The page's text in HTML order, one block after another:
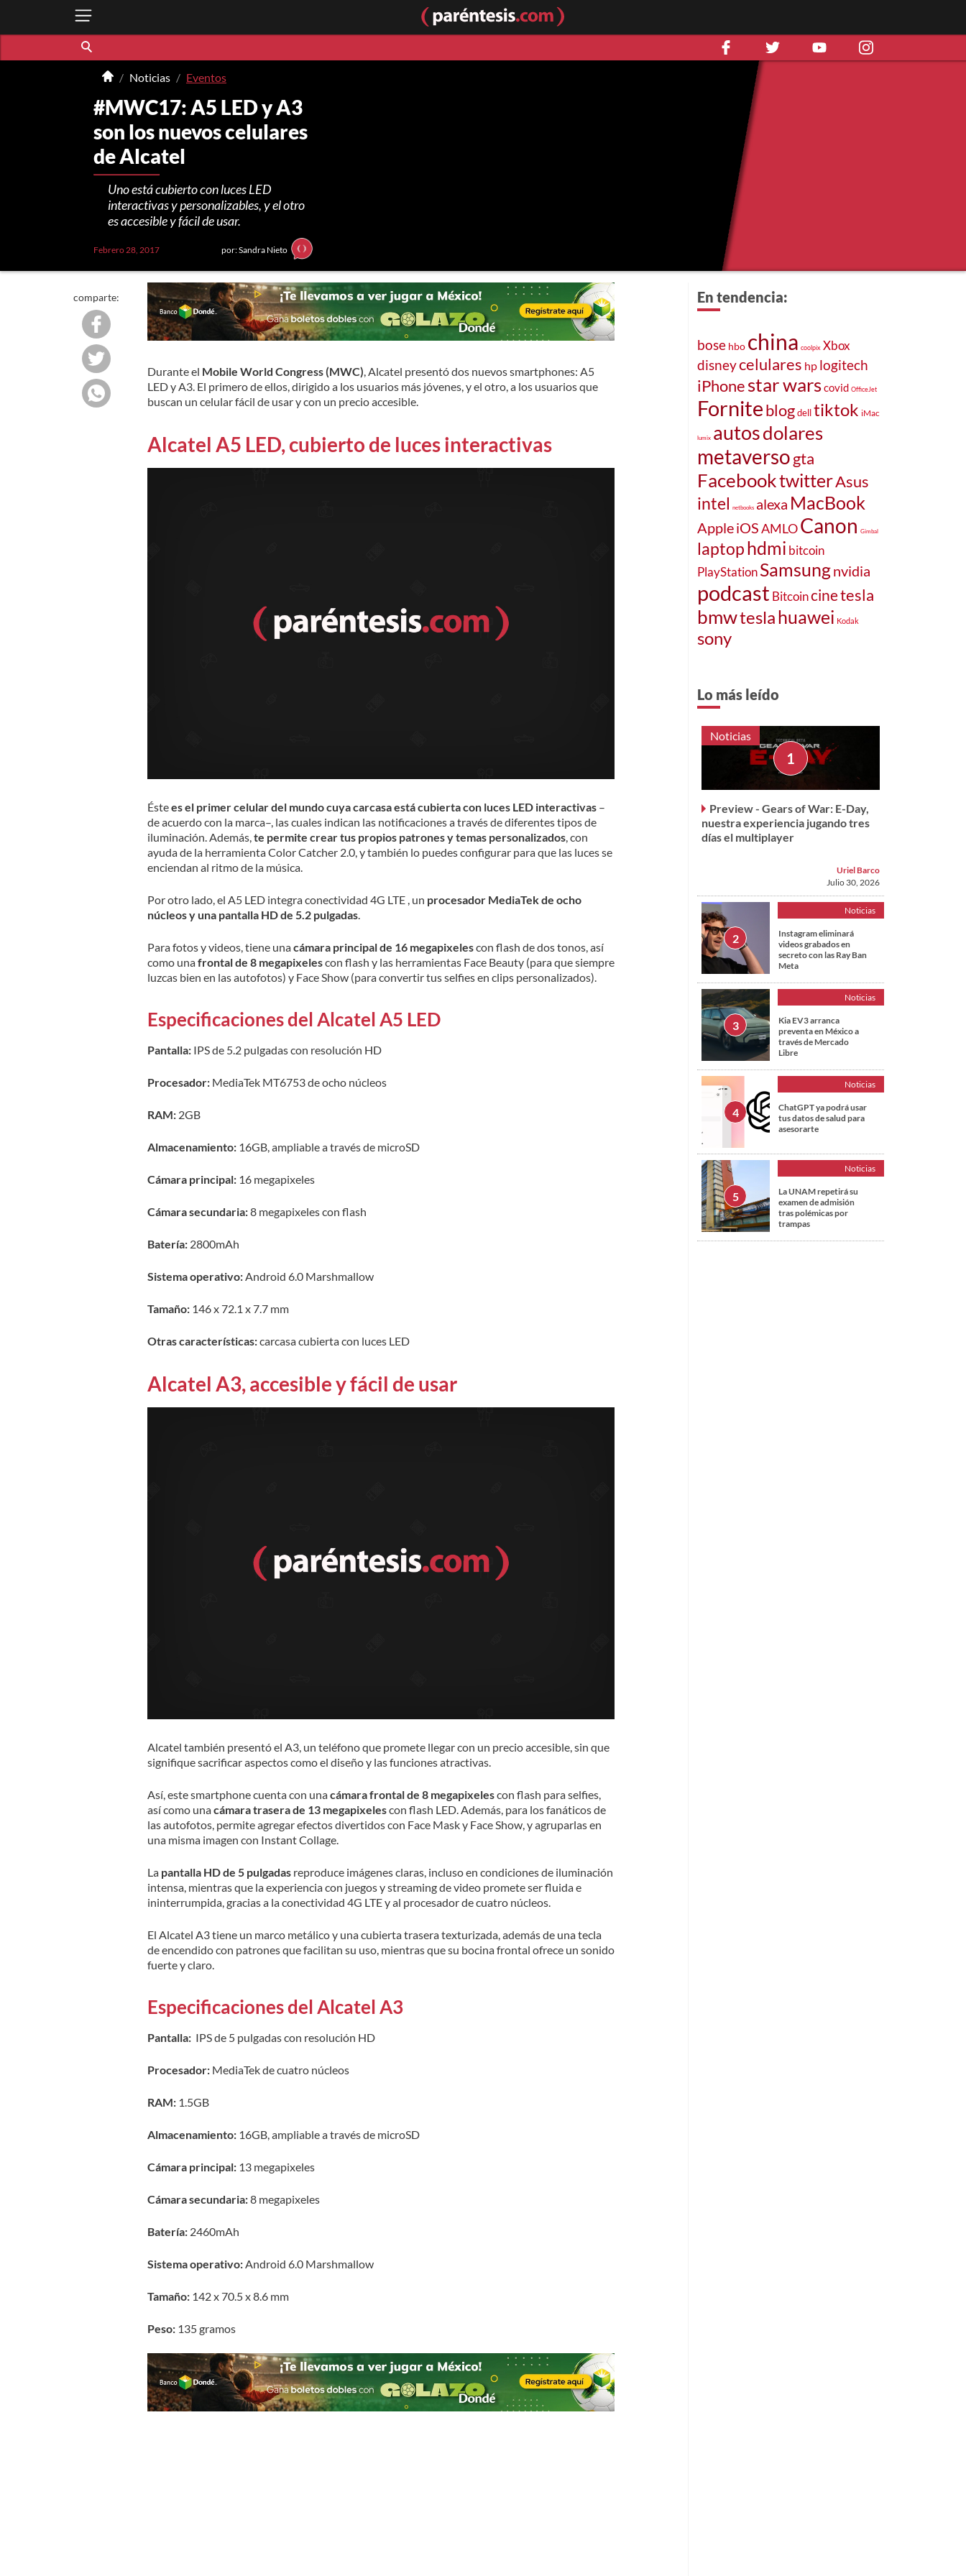
Noticias Eventos
#MWC17: A5 LED y A3
son los nuevos celulares
de Alcatel
Uno está cubierto con luces LED
interactivas y personalizables, y el otro
es accesible y fácil de usar.
Febrero 28, 2017 por: Sandra Nieto
comparte:
Durante el Mobile World Congress (MWC) , Alcatel presentó dos nuevos smartphones: A5
LED y A3. El primero de ellos, dirigido a los usuarios más jóvenes, y el otro, a los usuarios que
buscan un celular fácil de usar y con un precio accesible.
Alcatel A5 LED, cubierto de luces interactivas
Éstees el primer celular del mundo cuya carcasa está cubierta con luces LED interactivas –
de acuerdo con la marca–, las cuales indican las notificaciones a través de diferentes tipos de
iluminación. Además,te permite crear tus propios patrones y temas personalizados, con
ayuda de la herramienta Color Catcher 2.0, y también lo puedes configurar para que las luces se
enciendan al ritmo de la música.
Por otro lado, el A5 LED integra conectividad 4G LTE , un procesador MediaTek de ocho
núcleos y una pantalla HD de 5.2 pulgadas.
Para fotos y videos, tiene unacámara principal de 16 megapixelescon flash de dos tonos, así
como unafrontal de 8 megapixelescon flash y las herramientas Face Beauty (para que siempre
luzcas bien en las autofotos) y Face Show (para convertir tus selfies en clips personalizados).
Especificaciones del Alcatel A5 LED
Pantalla: IPS de 5.2 pulgadas con resolución HD
Procesador: MediaTek MT6753 de ocho núcleos
RAM:2GB
Almacenamiento: 16GB, ampliable a través de microSD
Cámara principal:16 megapixeles
Cámara secundaria:8 megapixeles con flash
Batería:2800mAh
Sistema operativo:Android 6.0 Marshmallow
Tamaño:146 x 72.1 x 7.7 mm
Otras características:carcasa cubierta con luces LED
Alcatel A3, accesible y fácil de usar
Alcatel también presentó el A3, un teléfono que promete llegar con un precio accesible, sin que
signifique sacrificar aspectos como el diseño y las funciones atractivas.
Así, este smartphone cuenta con unacámara frontal de 8 megapixelescon flash para selfies,
así como unacámara trasera de 13 megapixelescon flash LED. Además, para los fanáticos de
las autofotos, permite agregar efectos divertidos con Face Mask y Face Show, y agruparlas en
una misma imagen con Instant Collage.
La pantalla HD de 5 pulgadas reproduce imágenes claras, incluso en condiciones de iluminación
intensa, mientras que la experiencia con juegos y streaming de video promete ser fluida e
ininterrumpida, gracias a la conectividad 4G LTE y al procesador de cuatro núcleos.
El Alcatel A3 tiene un marco metálico y una cubierta trasera texturizada, además de una tecla
de encendido con patrones que facilitan su uso, mientras que su bocina frontal ofrece un sonido
fuerte y claro.
Especificaciones del Alcatel A3
Pantalla:IPS de 5 pulgadas con resolución HD
Procesador:MediaTek de cuatro núcleos
RAM:1.5GB
Almacenamiento:16GB, ampliable a través de microSD
Cámara principal: 13 megapixeles
Cámara secundaria:8 megapixeles
Batería: 2460mAh
Sistema operativo:Android 6.0 Marshmallow
Tamaño: 142 x 70.5 x 8.6 mm
Peso:135 gramos
En tendencia:
bose hbo china coolpix Xbox
disneycelulares hp logitech
iPhonestar warscovid OfficeJet
Forniteblog dell tiktok iMac
lumix autosdolares
metaversogta
FacebooktwitterAsus
intel netbooks alexa MacBook
AppleiOSAMLOCanon Gimbal
laptophdmi bitcoin
PlayStationSamsungnvidia
podcast Bitcoincinetesla
bmwteslahuawei Kodak
sony
Lo más leído
Noticias
Preview - Gears of War: E-Day,
nuestra experiencia jugando tres
días el multiplayer
Uriel Barco
Julio 30, 2026
Noticias
Instagram eliminará
videos grabados en
secreto con las Ray Ban
Meta
Noticias
Kia EV3 arranca
preventa en México a
través de Mercado
Libre
Noticias
ChatGPT ya podrá usar
tus datos de salud para
asesorarte
Noticias
La UNAM repetirá su
examen de admisión
tras polémicas por
trampas